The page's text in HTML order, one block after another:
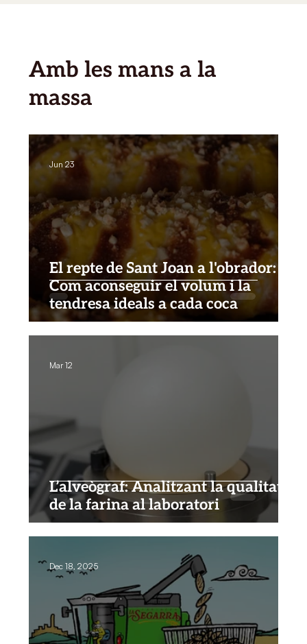
Amb les mans a la
massa
El repte de Sant Joan a l'obrador:
Com aconseguir el volum i la
tendresa ideals a cada coca
Jun 23
L’alveògraf: Analitzant la qualitat
de la farina al laboratori
Mar 12
Dec 18, 2025